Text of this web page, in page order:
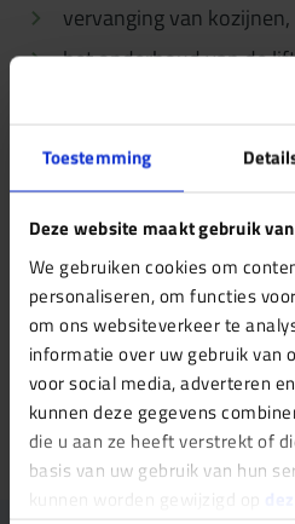
Toestemming
Deze website maakt gebruik
We gebruiken cookies om
personaliseren, om functies
om ons websiteverkeer te
informatie over uw gebruik van
voor social media, adverteren
kunnen deze gegevens
die u aan ze heeft verstrekt of
basis van uw gebruik van hun
kunnen worden gewijzigd op
vervanging van
het onderhoud van de
buitenhout
Heeft u vraag over het
verantwoordelijk is? Of
onderhoudsplanning nodig
contact met ons opvoor
adviseurs staan u graag te